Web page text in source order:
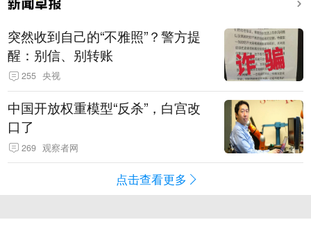
突然收到自己的“不雅照”？警方提
醒：别信、别转账
255 央视
中国开放权重模型“反杀”，白宫改
口了
269 观察者网
点击查看更多